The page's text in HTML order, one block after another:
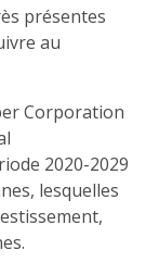
présentes
au
Corporation
2020-2029
lesquelles